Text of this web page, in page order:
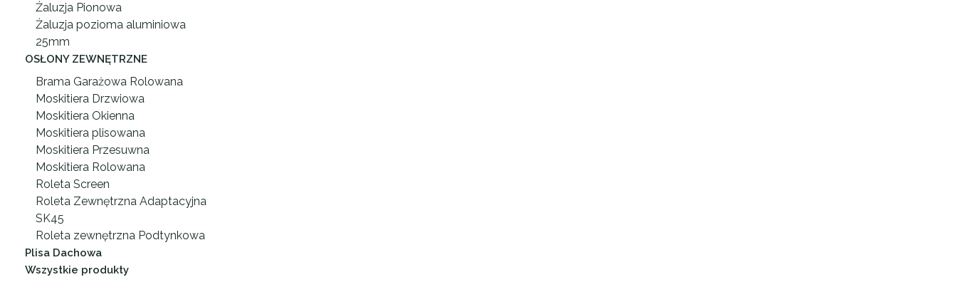
Żaluzja Pionowa
Żaluzja pozioma aluminiowa
25mm
OSŁONY ZEWNĘTRZNE
Brama Garażowa Rolowana
Moskitiera Drzwiowa
Moskitiera Okienna
Moskitiera plisowana
Moskitiera Przesuwna
Moskitiera Rolowana
Roleta Screen
Roleta Zewnętrzna Adaptacyjna
SK45
Roleta zewnętrzna Podtynkowa
Plisa Dachowa
Wszystkie produkty